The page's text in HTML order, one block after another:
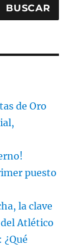
BUSCAR
de Oro
puesto
la clave
Atlético